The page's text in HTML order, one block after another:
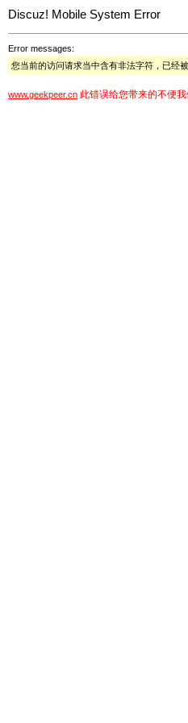
Discuz! Mobile System Error
Error messages:
您当前的访问请求当中含有非法字符，已经
www.geekpeer.cn 此错误给您带来的不便